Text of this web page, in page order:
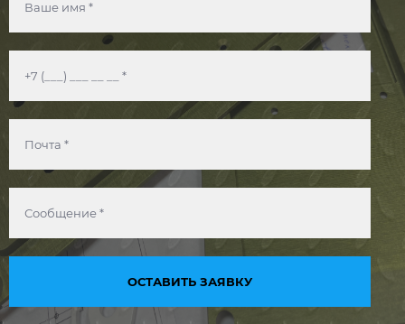
ОСТАВИТЬ ЗАЯВКУ